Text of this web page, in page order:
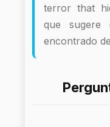
terror that
que
encontrado